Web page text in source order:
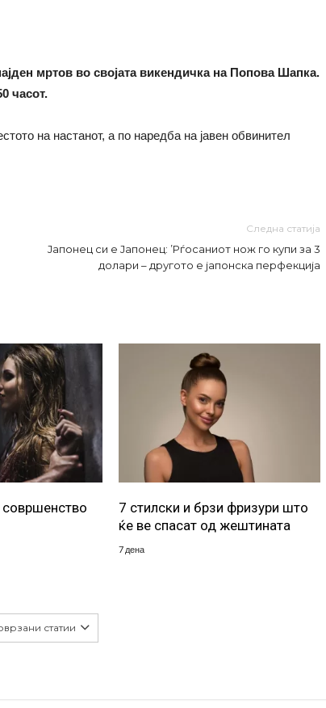
мртов во својата викендичка на Попова Шапка.
часот.
на настанот, а по наредба на јавен обвинител
Следна статија
Јапонец си е Јапонец: ’Рѓосаниот нож го купи за 3
долари – другото е јапонска перфекција
7 стилски и брзи фризури што
ќе ве спасат од жештината
7 дена
статии